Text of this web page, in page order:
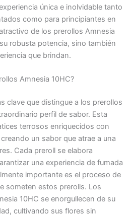
única e inolvidable tanto
como para principiantes en
de los prerollos Amnesia
robusta potencia, sino también
que brindan.
Amnesia 10HC?
clave que distingue a los prerollos
perfil de sabor. Esta
terrosos enriquecidos con
un sabor que atrae a una
Cada preroll se elabora
una experiencia de fumada
importante es el proceso de
someten estos prerolls. Los
10HC se enorgullecen de su
cultivando sus flores sin